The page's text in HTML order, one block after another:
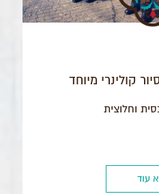
קולינרי מיוחד
וחלוצית
עוד